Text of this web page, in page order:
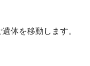
体を移動します。